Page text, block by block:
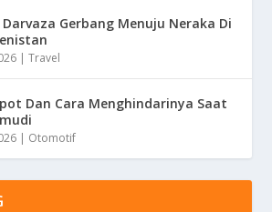
Darvaza Gerbang Menuju Neraka Di
|Travel
Dan Cara Menghindarinya Saat
| Otomotif